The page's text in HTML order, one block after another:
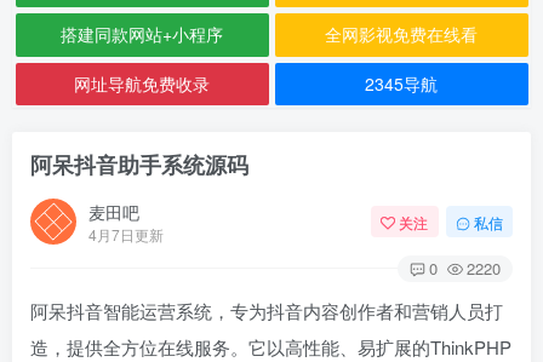
搭建同款网站+小程序 全网影视免费在线看
网址导航免费收录 2345导航
阿呆抖音助手系统源码
麦田吧
4月7日更新
关注 私信
0 2220
阿呆抖音智能运营系统，专为抖音内容创作者和营销人员打
造，提供全方位在线服务。它以高性能、易扩展的ThinkPHP